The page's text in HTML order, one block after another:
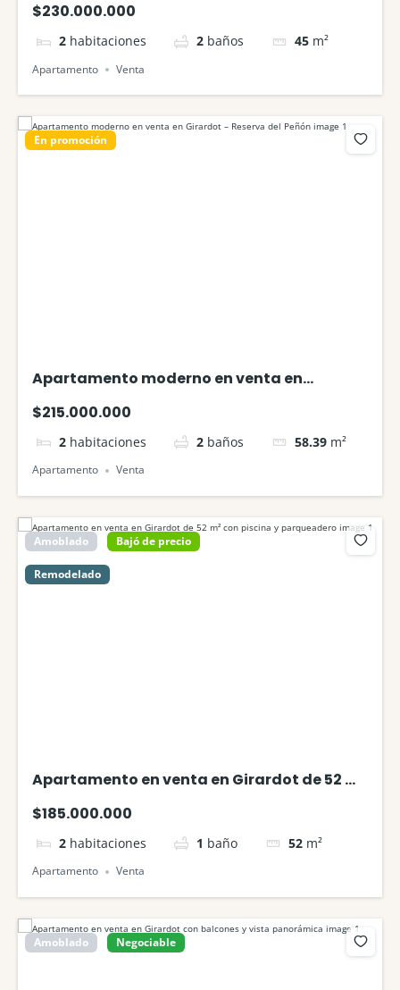
$230.000.000
2 habitaciones 2 baños 45 m²
Apartamento Venta
En promoción
Apartamento moderno en venta en
$215.000.000
2 habitaciones 2 baños 58.39 m²
Apartamento Venta
Amoblado Bajó de precio
Remodelado
Apartamento en venta en Girardot de 52 m²
$185.000.000
2 habitaciones 1 baño 52 m²
Apartamento Venta
Amoblado Negociable